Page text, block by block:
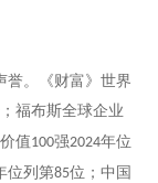
誉。《财富》世界
福布斯全球企业
值100强2024年位
位列第85位；中国